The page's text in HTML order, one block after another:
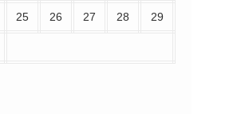
25 26 27 28 29